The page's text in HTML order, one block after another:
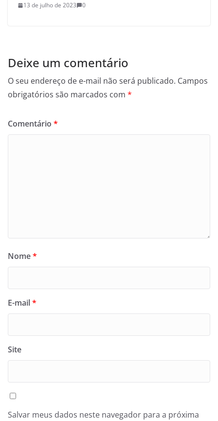
13 de julho de 2023 0
Deixe um comentário
O seu endereço de e-mail não será publicado. Campos
obrigatórios são marcados com *
Comentário *
Nome*
E-mail*
Site
Salvar meus dados neste navegador para a próxima